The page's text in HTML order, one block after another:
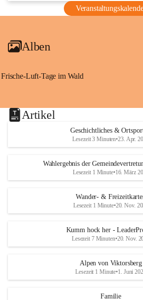
Alben
Frische-Luft-Tage im Wald
Artikel
Geschichtliches &
Lesezeit 3 Minuten•23. Apr.
Wahlergebnis der
Lesezeit 1 Minute•16. März
Wander- &
Lesezeit 1 Minute•20. Nov.
Kumm hock her -
Lesezeit 7 Minuten•20. Nov.
Alpen von Viktorsberg
Lesezeit 1 Minute•1. Juni
Familie